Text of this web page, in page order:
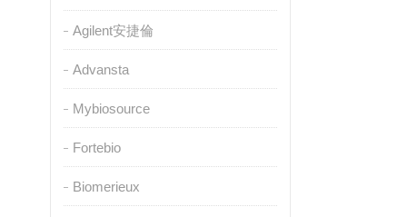
Agilent安捷倫
Advansta
Mybiosource
Fortebio
Biomerieux